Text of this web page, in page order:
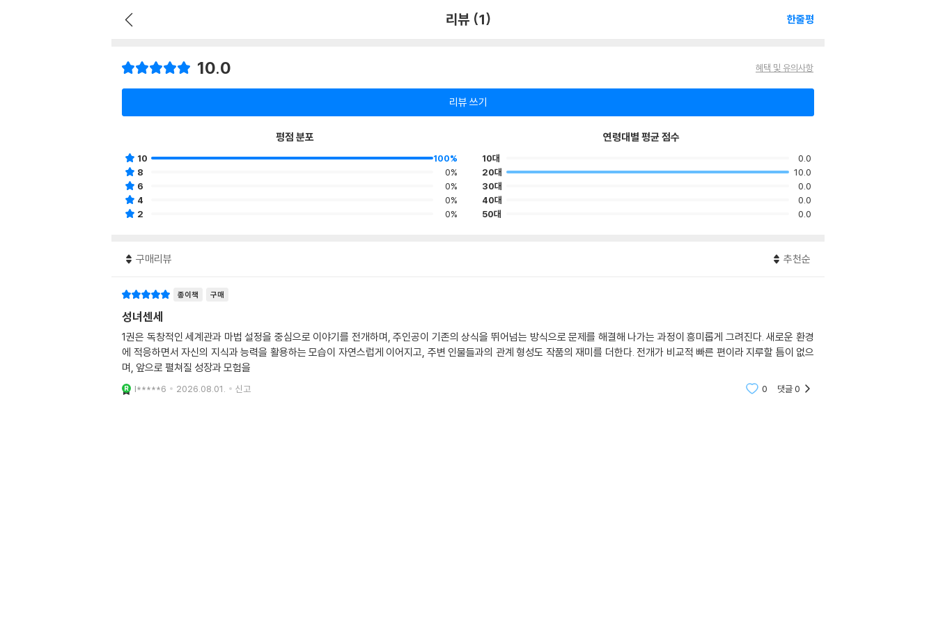
리뷰 (1) 한줄평
10.0 혜택 및 유의사항
리뷰 쓰기
평점 분포
10
100%
8
0%
6
0%
4
0%
2
0%
연령대별 평균 점수
10대
0.0
20대
10.0
30대
0.0
40대
0.0
50대
0.0
구매리뷰 추천순
종이책 구매
성녀센세
1권은 독창적인 세계관과 마법 설정을 중심으로 이야기를 전개하며, 주인공이 기존의 상식을 뛰어넘는 방식으로 문제를 해결해 나가는 과정이 흥미롭게 그려진다. 새로운 환경
에 적응하면서 자신의 지식과 능력을 활용하는 모습이 자연스럽게 이어지고, 주변 인물들과의 관계 형성도 작품의 재미를 더한다. 전개가 비교적 빠른 편이라 지루할 틈이 없으
며, 앞으로 펼쳐질 성장과 모험을
l*****6 2026.08.01. 신고 0 댓글0